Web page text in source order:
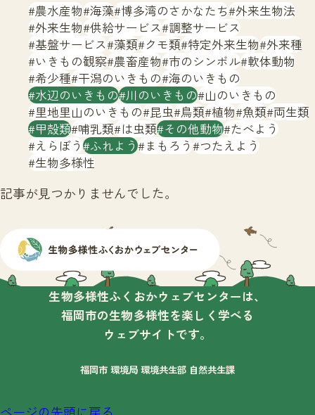
文字サイズ 小 中 大
生物多様性ふくおかウェブセンターとは
サイトマップ
農水産物 海藻 博多湾のさかなたち 外来生物法
外来生物 供給サービス 調整サービス
基盤サービス 藻類 クモ類 特定外来生物 外来種
いきもの観察 農畜産物 市のシンボル 軟体動物
希少種 干潟のいきもの 海のいきもの
水辺のいきもの 川のいきもの 山のいきもの
里地里山のいきもの 昆虫 鳥類 植物 魚類 両生類
甲殻類 哺乳類 は虫類 その他動物 たべよう
えらぼう ふれよう まもろう つたえよう
生物多様性
記事が見つかりませんでした。
生物多様性ふくおかウェブセンターは、
福岡市の生物多様性を楽しく学べる
ウェブサイトです。
福岡市 環境局 環境共生部 自然共生課